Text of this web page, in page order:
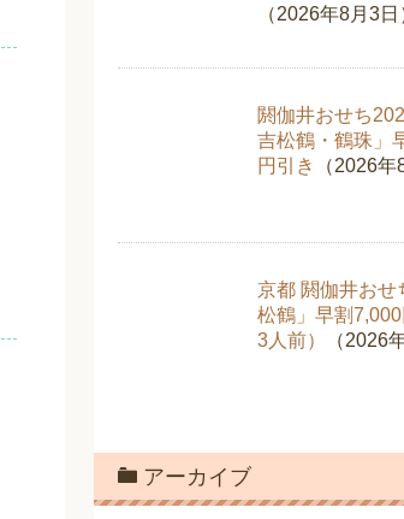
（2026年8月3日
閼伽井おせち
吉松鶴・鶴珠」
円引き
（2026年
京都 閼伽井おせ
松鶴」早割
3人前）
（2026
アーカイブ